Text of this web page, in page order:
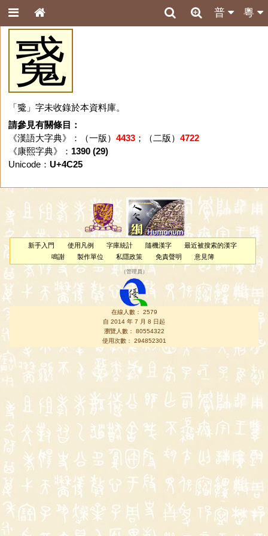
粵
普
䰥
「䰥」字未收錄於本資料庫。
請參見有關條目：
《漢語大字典》：（一版） 4433；（二版） 4722
《康熙字典》： 1390 (29)
Unicode： U+4C25
新手入門 使用凡例 字庫統計 隨機漢字
最近被搜索的漢字
鳴謝
製作單位 私隱政策 免責聲明 意見簿
（管理員 ）
在線人數： 2579
自 2014 年 7 月 8 日起
瀏覽人數： 80554322
使用次數： 294852301